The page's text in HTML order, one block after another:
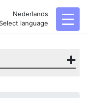
Nederlands
Select language